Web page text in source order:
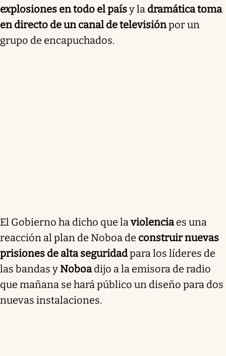
explosiones en todo el paísy la dramática toma
en directo de un canal de televisiónpor un
grupo de encapuchados.
El Gobierno ha dicho que laviolenciaes una
reacción al plan de Noboa de construir nuevas
prisiones de alta seguridadpara los líderes de
las bandas y Noboadijo a la emisora de radio
que mañana se hará público un diseño para dos
nuevas instalaciones.